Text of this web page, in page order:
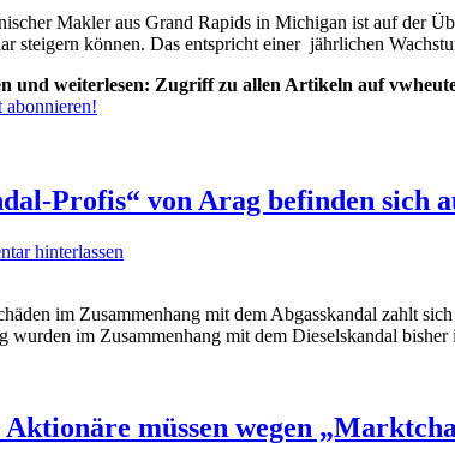
Makler aus Grand Rapids in Michigan ist auf der
steigern können. Das entspricht einer jährlichen
und weiterlesen: Zugriff zu allen Artikeln auf
abonnieren!
Profis“ von Arag befinden sich
hinterlassen
im Zusammenhang mit dem Abgasskandal zahlt
wurden im Zusammenhang mit dem Dieselskandal bisher
müssen wegen